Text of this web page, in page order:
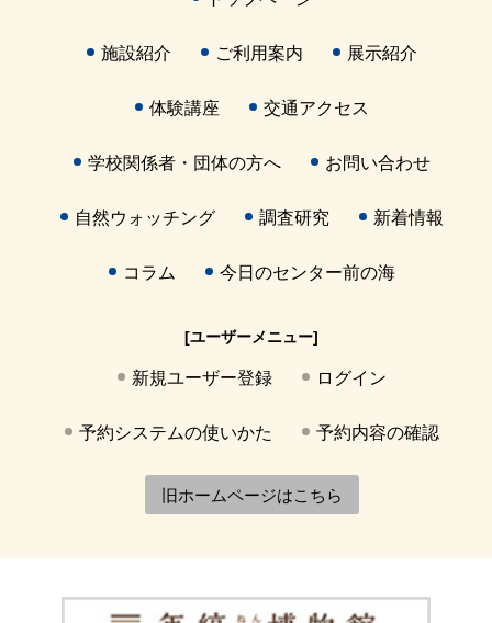
施設紹介 ご利用案内 展示紹介
体験講座 交通アクセス
学校関係者・団体の方へ お問い合わせ
自然ウォッチング 調査研究 新着情報
コラム 今日のセンター前の海
[ユーザーメニュー]
新規ユーザー登録 ログイン
予約システムの使いかた 予約内容の確認
旧ホームページはこちら